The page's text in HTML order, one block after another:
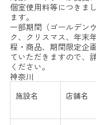
個室使用料等につきま
ます。
一部期間（ゴールデン
ク、クリスマス、年末
程・商品、期間限定企
ていただきますので、
ください。
神奈川
施設名 店舗名